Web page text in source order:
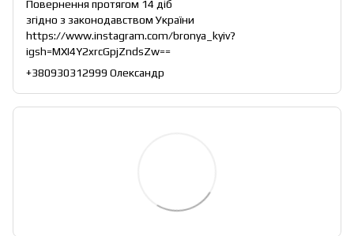
Повернення протягом 14 діб
згідно з законодавством України
https://www.instagram.com/bronya_kyiv?
igsh=MXI4Y2xrcGpjZndsZw==
+380930312999 Олександр